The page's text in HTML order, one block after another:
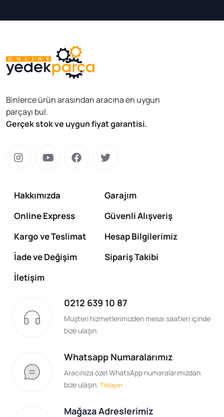
Binlerce ürün arasından aracına en uygun
parçayı bul.
Gerçek stok ve uygun fiyat garantisi.
Hakkımızda
Garajım
Online Express
Güvenli Alışveriş
Kargo ve Teslimat
Hesap Bilgilerimiz
İade ve Değişim
Sipariş Takibi
İletişim
0212 639 10 87
Müşteri hizmetlerimizden mesai saatleri içinde
bize ulaşın.
Whatsapp Numaralarımız
Aracınıza özel WhatsApp numaralarımızdan
bize ulaşın. Tıklayın
Mağaza Adreslerimiz